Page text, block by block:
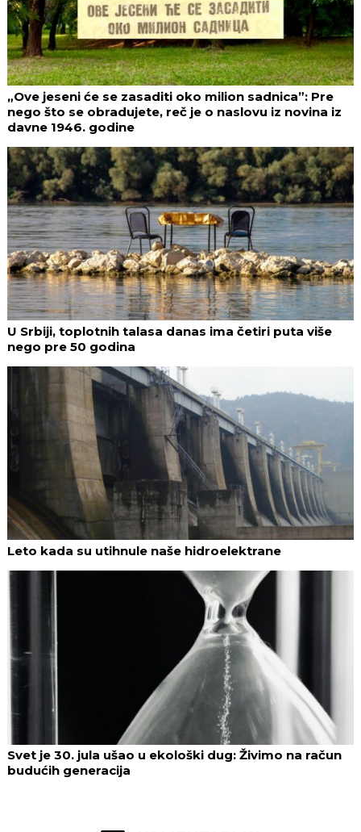
„Ove jeseni će se zasaditi oko milion sadnica”: Pre
nego što se obradujete, reč je o naslovu iz novina iz
davne 1946. godine
U Srbiji, toplotnih talasa danas ima četiri puta više
nego pre 50 godina
Leto kada su utihnule naše hidroelektrane
Svet je 30. jula ušao u ekološki dug: Živimo na račun
budućih generacija